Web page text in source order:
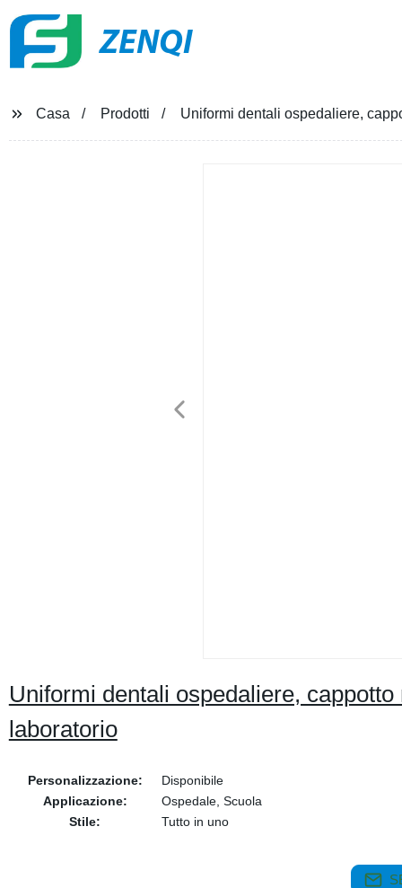
ZENQI
Casa Prodotti Uniformi dentali ospedaliere,
Uniformi dentali ospedaliere,
laboratorio
Personalizzazione:
Disponibile
Applicazione:
Ospedale, Scuola
Stile:
Tutto in uno